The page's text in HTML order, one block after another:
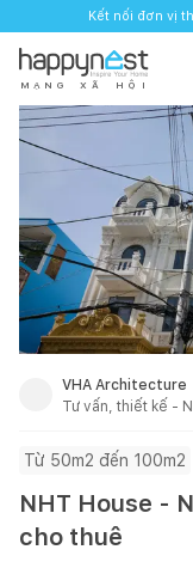
Kết nối đơn vị
M Ạ N G X Ã H Ộ I
VHA Architecture
Tư vấn, thiết kế -
Từ 50m2 đến 100m2
NHT House -
cho thuê